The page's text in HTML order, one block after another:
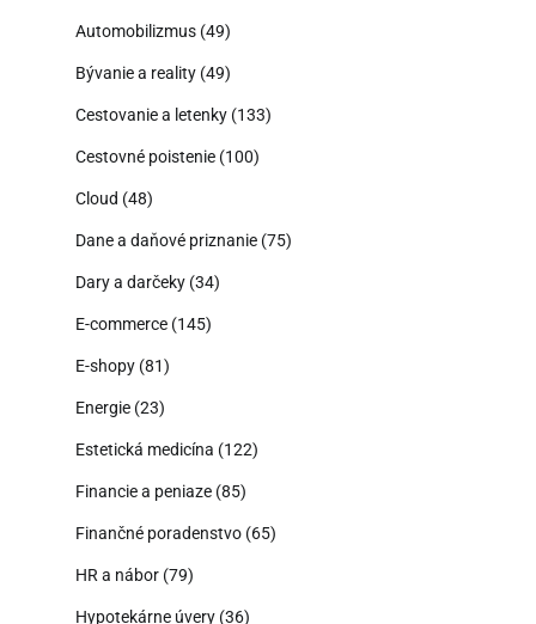
Automobilizmus (49)
Bývanie a reality (49)
Cestovanie a letenky (133)
Cestovné poistenie (100)
Cloud (48)
Dane a daňové priznanie (75)
Dary a darčeky (34)
E-commerce (145)
E-shopy (81)
Energie (23)
Estetická medicína (122)
Financie a peniaze (85)
Finančné poradenstvo (65)
HR a nábor (79)
Hypotekárne úvery (36)